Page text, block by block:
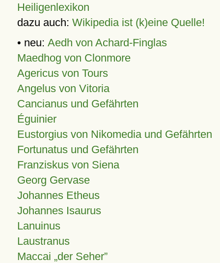
Heiligenlexikon
dazu auch: Wikipedia ist (k)eine Quelle!
• neu: Aedh von Achard-Finglas
Maedhog von Clonmore
Agericus von Tours
Angelus von Vitoria
Cancianus und Gefährten
Éguinier
Eustorgius von Nikomedia und Gefährten
Fortunatus und Gefährten
Franziskus von Siena
Georg Gervase
Johannes Etheus
Johannes Isaurus
Lanuinus
Laustranus
Maccai „der Seher”